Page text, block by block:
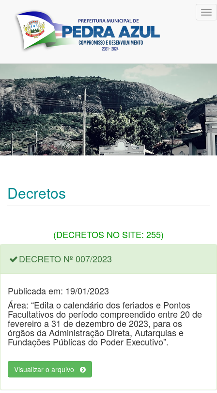
Decretos
(DECRETOS NO SITE: 255)
DECRETO Nº 007/2023
Publicada em: 19/01/2023
Área: “Edita o calendário dos feriados e Pontos
Facultativos do período compreendido entre 20 de
fevereiro a 31 de dezembro de 2023, para os
órgãos da Administração Direta, Autarquias e
Fundações Públicas do Poder Executivo”.
Visualizar o arquivo